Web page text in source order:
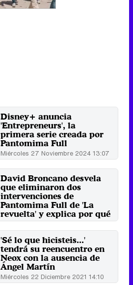
Disney+ anuncia
'Entrepreneurs', la
primera serie creada por
Pantomima Full
Miércoles 27 Noviembre 2024 13:07
David Broncano desvela
que eliminaron dos
intervenciones de
Pantomima Full de 'La
revuelta' y explica por qué
Viernes 25 Octubre 2024 06:39
'Sé lo que hicisteis...'
tendrá su reencuentro en
Neox con la ausencia de
Ángel Martín
Miércoles 22 Diciembre 2021 14:10